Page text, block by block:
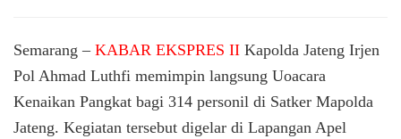
Jateng
Semarang – KABAR EKSPRES II Kapolda Jateng Irjen
Pol Ahmad Luthfi memimpin langsung Uoacara
Kenaikan Pangkat bagi 314 personil di Satker Mapolda
Jateng. Kegiatan tersebut digelar di Lapangan Apel